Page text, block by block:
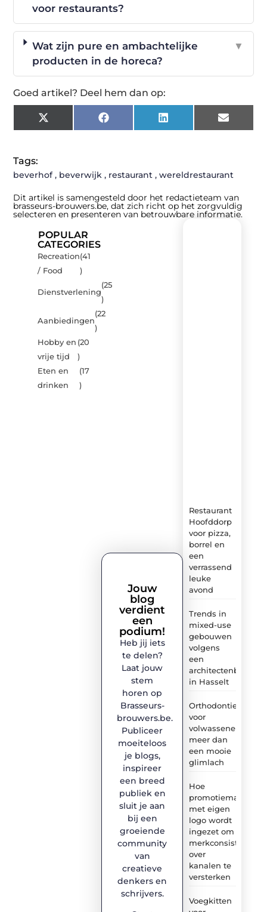
voor restaurants?
Wat zijn pure en ambachtelijke
producten in de horeca?
▼
Goed artikel? Deel hem dan op:
X
(Twitter)
Facebook LinkedIn Email
Tags:
beverhof, beverwijk , restaurant ,wereldrestaurant
Dit artikel is samengesteld door het redactieteam van
brasseurs-brouwers.be, dat zich richt op het zorgvuldig
selecteren en presenteren van betrouwbare informatie.
POPULAR
CATEGORIES
Recreation
/ Food
(41
)
Dienstverlening
(25
)
Aanbiedingen
(22
)
Hobby en
vrije tijd
(20
)
Eten en
drinken
(17
)
Restaurant
Hoofddorp
voor pizza,
borrel en
een
verrassend
leuke
avond
Trends in
mixed-use
gebouwen
volgens
een
architectenbureau
in Hasselt
Orthodontie
voor
volwassenen:
meer dan
een mooie
glimlach
Hoe
promotiemateriaal
met eigen
logo wordt
ingezet om
merkconsistentie
over
kanalen te
versterken
Voegkitten
Jouw
blog
verdient
een
podium!
Heb jij iets
te delen?
Laat jouw
stem
horen op
Brasseurs-
brouwers.be.
Publiceer
moeiteloos
je blogs,
inspireer
een breed
publiek en
sluit je aan
bij een
groeiende
community
van
creatieve
denkers en
schrijvers.